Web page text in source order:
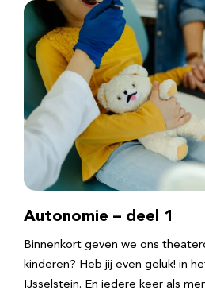
Autonomie – deel 1
Binnenkort geven we ons
kinderen? Heb jij even geluk! in
IJsselstein. En iedere keer als